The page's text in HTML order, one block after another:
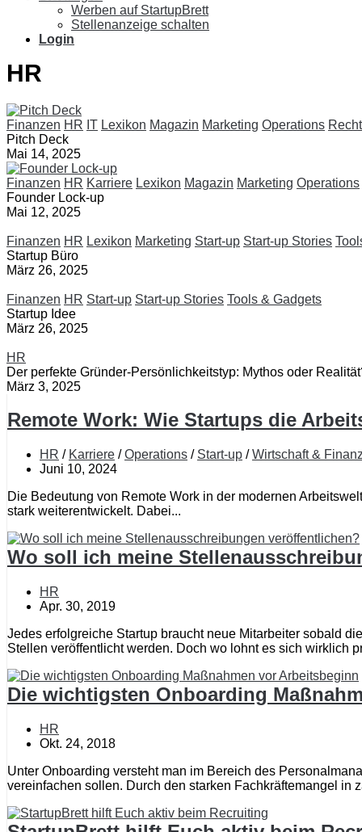
Werben auf StartupBrett
Stellenanzeige schalten
Login
HR
Finanzen HR IT Lexikon Magazin Marketing Operations Recht
Pitch Deck
Mai 14, 2025
Finanzen HR Karriere Lexikon Magazin Marketing Operations
Founder Lock-up
Mai 12, 2025
Finanzen HR Lexikon Marketing Start-up Start-up Stories
Startup Büro
März 26, 2025
Finanzen HR Start-up Start-up Stories Tools & Gadgets
Startup Idee
März 26, 2025
HR
Der perfekte Gründer-Persönlichkeitstyp: Mythos oder
März 3, 2025
Remote Work: Wie Startups die
HR / Karriere /Operations / Start-up /Wirtschaft &
Juni 10, 2024
Die Bedeutung von Remote Work in der modernen
stark weiterentwickelt. Dabei...
Wo soll ich meine
HR
Apr. 30, 2019
Jedes erfolgreiche Startup braucht neue Mitarbeiter sobald
Stellen veröffentlicht werden. Doch wo lohnt es sich wirklich
Die wichtigsten Onboarding
HR
Okt. 24, 2018
Unter Onboarding versteht man im Bereich des
vereinfachen sollen. Durch den starken Fachkräftemangel in